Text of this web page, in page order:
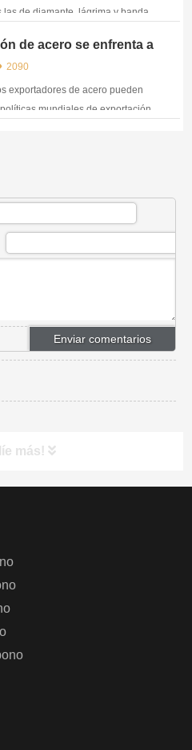
las de diamante, lágrima y banda
de CJM sobre
de acero se enfrenta a
Cómo
crear una
con bajas
carbono
2090
exportadores de acero pueden
mundiales de exportación
más!
y recipientes a